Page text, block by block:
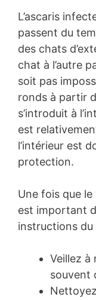
L’ascaris
passent du
des chats
chat à l’autre
soit pas
ronds à partir
s’introduit à
est
l’intérieur est
protection.
Une fois que
est important
instructions du
Veillez à
souvent